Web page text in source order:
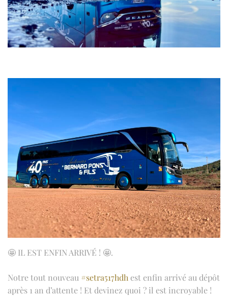
🤩 IL EST ENFIN ARRIVÉ ! 🤩.
Notre tout nouveau #setra517hdh est enfin arrivé au dépôt
après 1 an d’attente ! Et devinez quoi ? il est incroyable !